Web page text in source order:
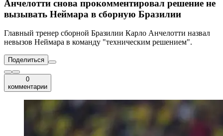
Анчелотти снова прокомментировал решение не
вызывать Неймара в сборную Бразилии
Главный тренер сборной Бразилии Карло Анчелотти назвал
невызов Неймара в команду "техническим решением".
Поделиться
0
комментарии